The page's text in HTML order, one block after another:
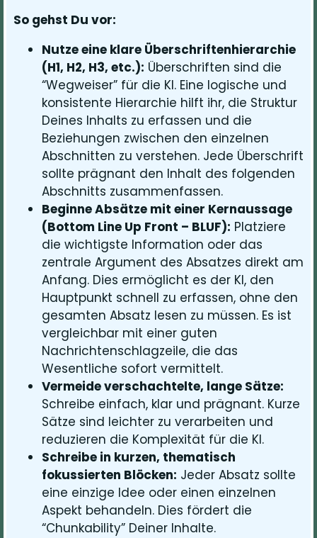
So gehst Du vor:
Nutze eine klare Überschriftenhierarchie
(H1, H2, H3, etc.): Überschriften sind die
“Wegweiser” für die KI. Eine logische und
konsistente Hierarchie hilft ihr, die Struktur
Deines Inhalts zu erfassen und die
Beziehungen zwischen den einzelnen
Abschnitten zu verstehen. Jede Überschrift
sollte prägnant den Inhalt des folgenden
Abschnitts zusammenfassen.
Beginne Absätze mit einer Kernaussage
(Bottom Line Up Front – BLUF): Platziere
die wichtigste Information oder das
zentrale Argument des Absatzes direkt am
Anfang. Dies ermöglicht es der KI, den
Hauptpunkt schnell zu erfassen, ohne den
gesamten Absatz lesen zu müssen. Es ist
vergleichbar mit einer guten
Nachrichtenschlagzeile, die das
Wesentliche sofort vermittelt.
Vermeide verschachtelte, lange Sätze:
Schreibe einfach, klar und prägnant. Kurze
Sätze sind leichter zu verarbeiten und
reduzieren die Komplexität für die KI.
Schreibe in kurzen, thematisch
fokussierten Blöcken: Jeder Absatz sollte
eine einzige Idee oder einen einzelnen
Aspekt behandeln. Dies fördert die
“Chunkability” Deiner Inhalte.